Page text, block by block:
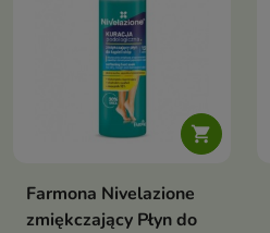

Farmona Nivelazione
zmiękczający Płyn do